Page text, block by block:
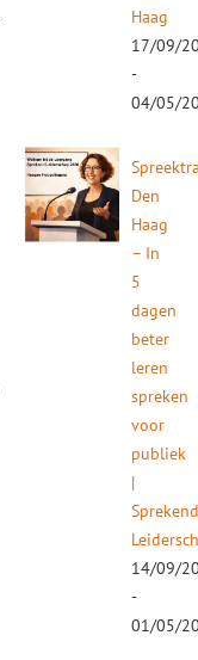
Haag
17/09/
-
04/05/
Den
Haag
– In
5
dagen
beter
leren
spreken
voor
publiek
|
14/09/
-
01/05/